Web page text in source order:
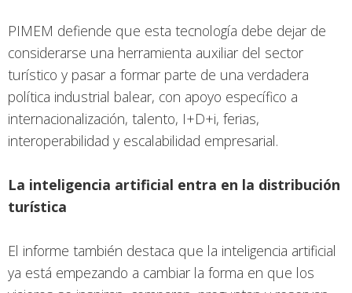
PIMEM defiende que esta tecnología debe dejar de
considerarse una herramienta auxiliar del sector
turístico y pasar a formar parte de una verdadera
política industrial balear, con apoyo específico a
internacionalización, talento, I+D+i, ferias,
interoperabilidad y escalabilidad empresarial.
La inteligencia artificial entra en la distribución
turística
El informe también destaca que la inteligencia artificial
ya está empezando a cambiar la forma en que los